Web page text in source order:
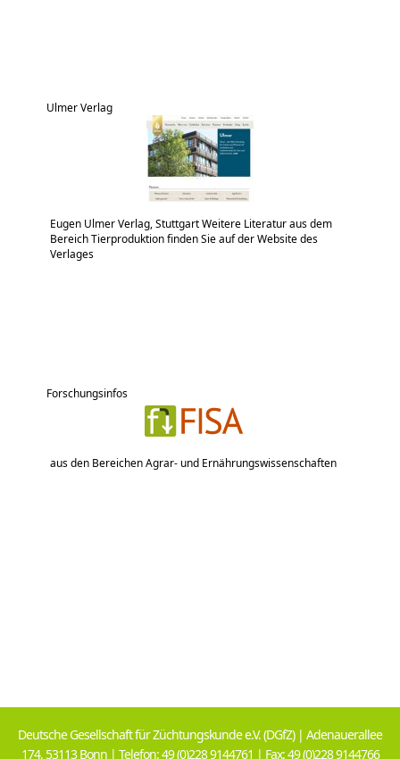
Ulmer Verlag
Eugen Ulmer Verlag, Stuttgart Weitere Literatur aus dem
Bereich Tierproduktion finden Sie auf der Website des
Verlages
Forschungsinfos
aus den Bereichen Agrar- und Ernährungswissenschaften
Deutsche Gesellschaft für Züchtungskunde e.V. (DGfZ) | Adenauerallee
174, 53113 Bonn | Telefon: 49 (0)228 9144761 | Fax: 49 (0)228 9144766